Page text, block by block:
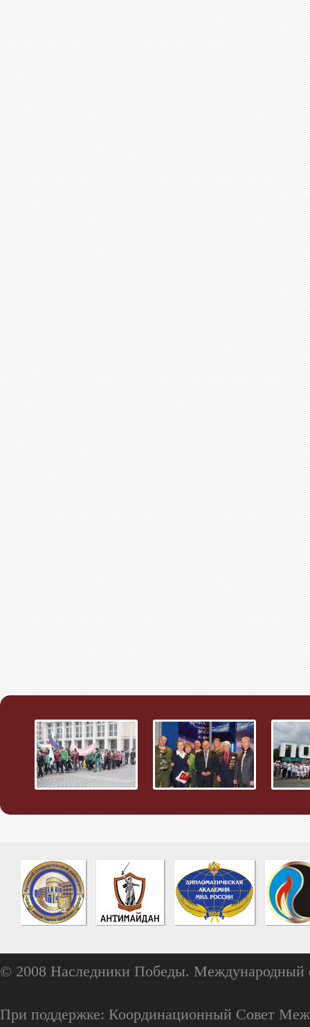
© 2008 Наследники Победы. Международный
При поддержке: Координационный Совет